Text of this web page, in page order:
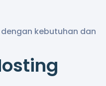
kebutuhan dan